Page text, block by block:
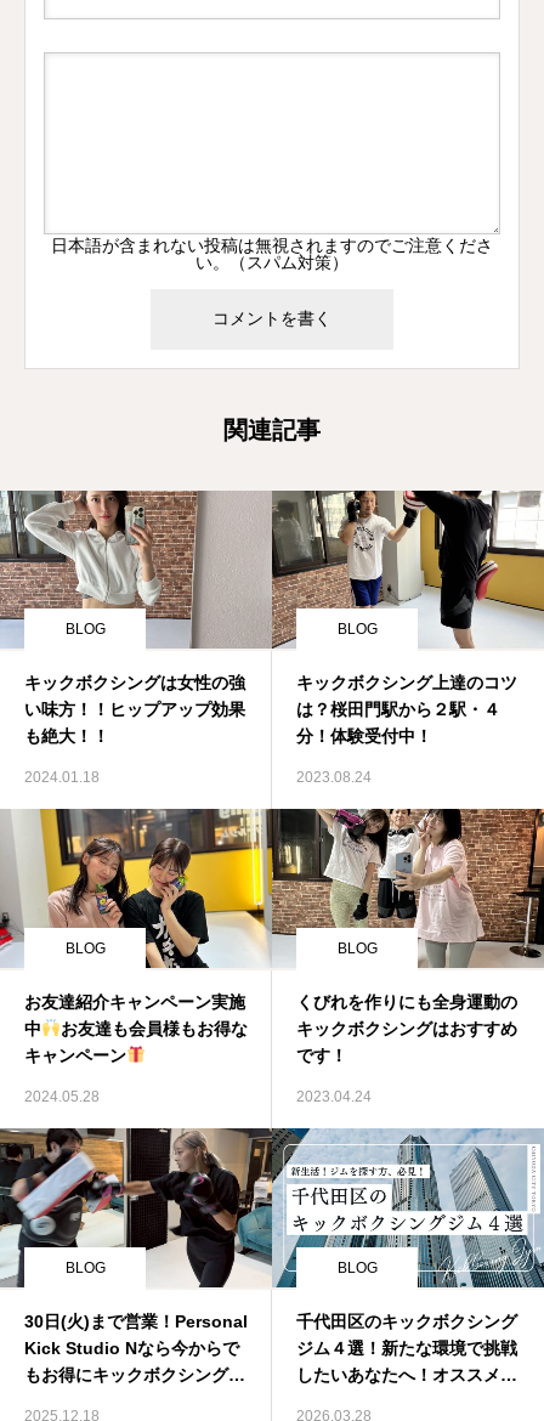
日本語が含まれない投稿は無視されますのでご注意くださ
い。（スパム対策）
関連記事
BLOG
キックボクシングは女性の強
い味方！！ヒップアップ効果
も絶大！！
2024.01.18
BLOG
キックボクシング上達のコツ
は？桜田門駅から２駅・４
分！体験受付中！
2023.08.24
BLOG
お友達紹介キャンペーン実施
中
お友達も会員様もお得な
キャンペーン
2024.05.28
BLOG
くびれを作りにも全身運動の
キックボクシングはおすすめ
です！
2023.04.24
BLOG
30日(火)まで営業！Personal
Kick Studio Nなら今からで
もお得にキックボクシングデ
2025.12.18
BLOG
千代田区のキックボクシング
ジム４選！新たな環境で挑戦
したいあなたへ！オススメジ
2026.03.28